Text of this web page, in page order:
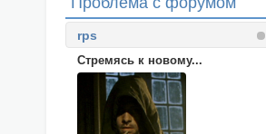
rps
Стремясь к новому...